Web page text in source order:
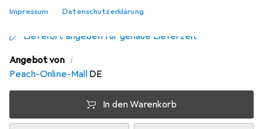
Impressum Datenschutzerklärung
Lieferort angeben für genaue Lieferzeit
Angebot von i
Peach-Online-Mall DE
In den Warenkorb